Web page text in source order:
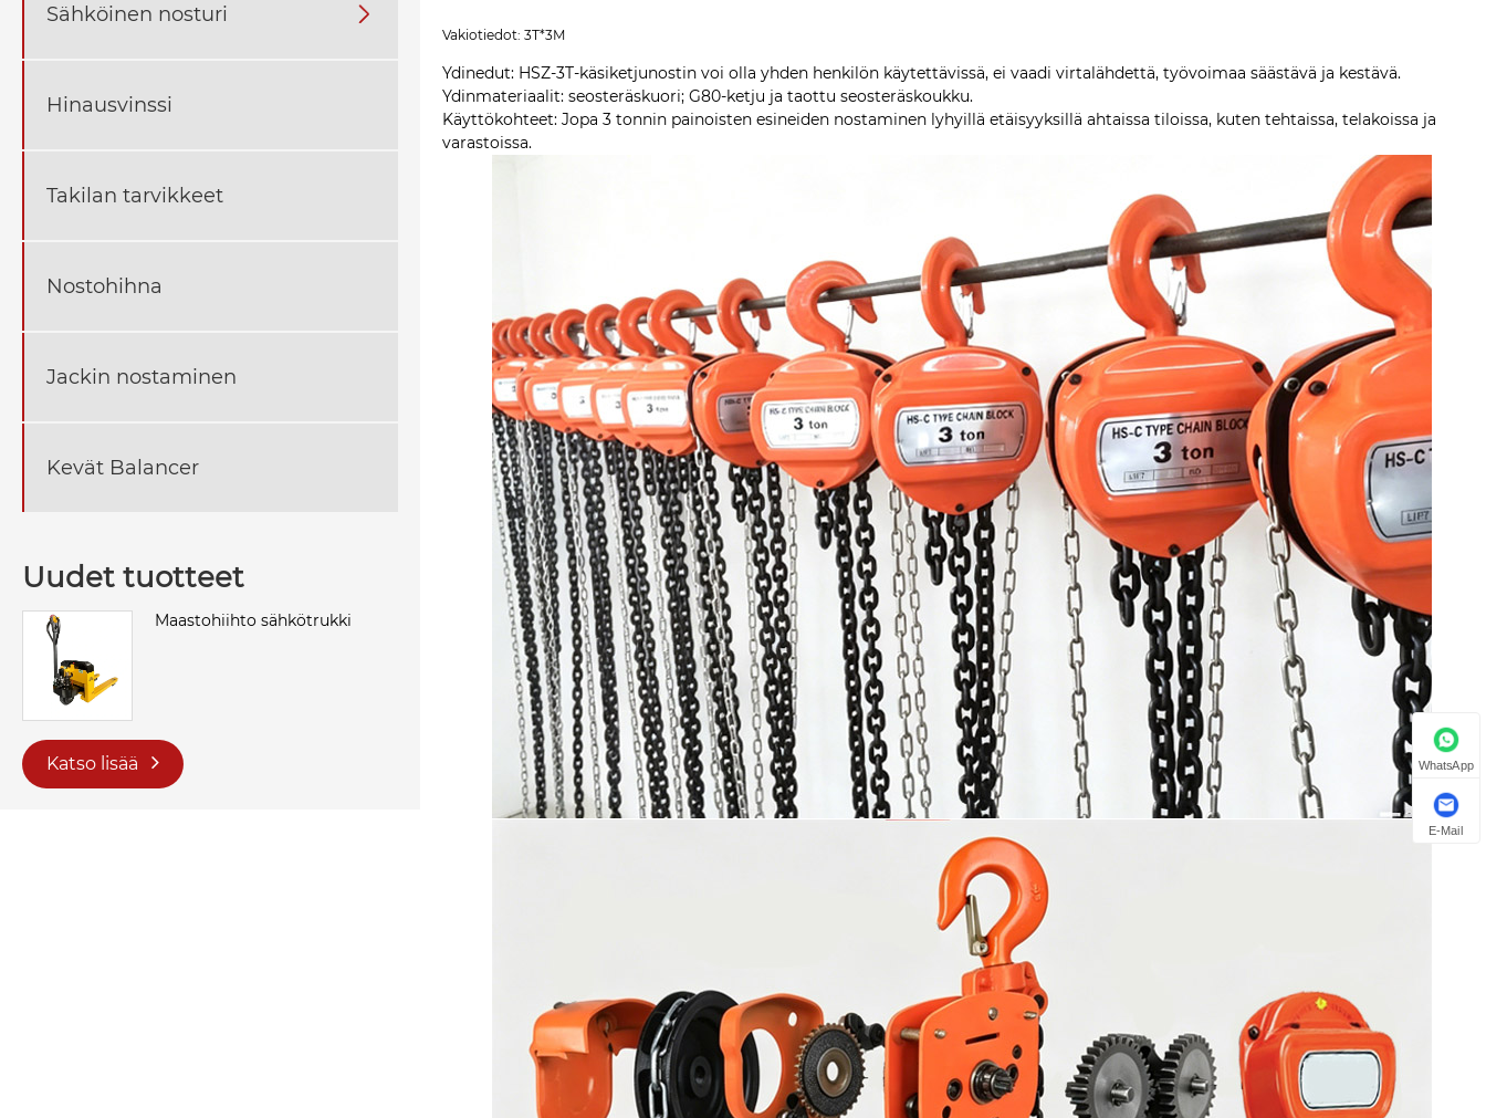
Sähköinen nosturi 
Hinausvinssi
Takilan tarvikkeet
Nostohihna
Jackin nostaminen
Kevät Balancer
Uudet tuotteet
Maastohiihto sähkötrukki
Katso lisää
Vakiotiedot: 3T*3M
Ydinedut: HSZ-3T-käsiketjunostin voi olla yhden henkilön käytettävissä, ei vaadi virtalähdettä, työvoimaa säästävä ja kestävä.
Ydinmateriaalit: seosteräskuori; G80-ketju ja taottu seosteräskoukku.
Käyttökohteet: Jopa 3 tonnin painoisten esineiden nostaminen lyhyillä etäisyyksillä ahtaissa tiloissa, kuten tehtaissa, telakoissa ja
varastoissa.
WhatsApp
E-Mail